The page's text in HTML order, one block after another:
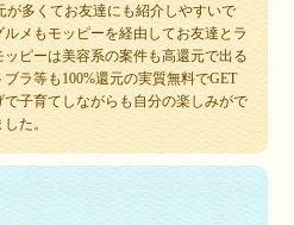
が多くてお友達にも紹介しやすいで
ルメもモッピーを経由してお友達とラ
ピーは美容系の案件も高還元で出る
ラ等も100%還元の実質無料でGET
子育てしながらも自分の楽しみがで
た。